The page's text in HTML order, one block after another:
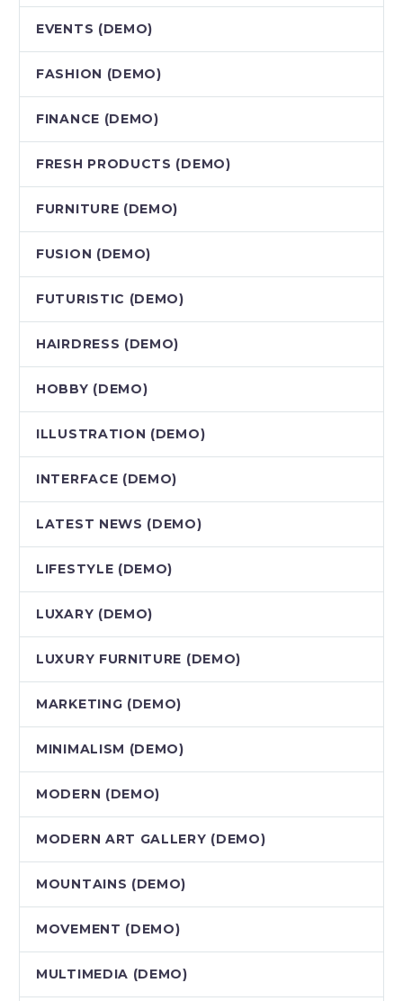
EVENTS (DEMO)
FASHION (DEMO)
FINANCE (DEMO)
FRESH PRODUCTS (DEMO)
FURNITURE (DEMO)
FUSION (DEMO)
FUTURISTIC (DEMO)
HAIRDRESS (DEMO)
HOBBY (DEMO)
ILLUSTRATION (DEMO)
INTERFACE (DEMO)
LATEST NEWS (DEMO)
LIFESTYLE (DEMO)
LUXARY (DEMO)
LUXURY FURNITURE (DEMO)
MARKETING (DEMO)
MINIMALISM (DEMO)
MODERN (DEMO)
MODERN ART GALLERY (DEMO)
MOUNTAINS (DEMO)
MOVEMENT (DEMO)
MULTIMEDIA (DEMO)